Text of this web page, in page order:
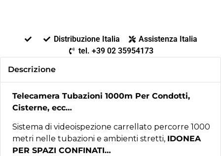
Distribuzione Italia
Assistenza Italia
tel. +39 02 35954173
Descrizione
Telecamera Tubazioni 1000m Per Condotti,
Cisterne, ecc…
Sistema di videoispezione carrellato percorre 1000
metri nelle tubazioni e ambienti stretti, IDONEA
PER SPAZI CONFINATI…